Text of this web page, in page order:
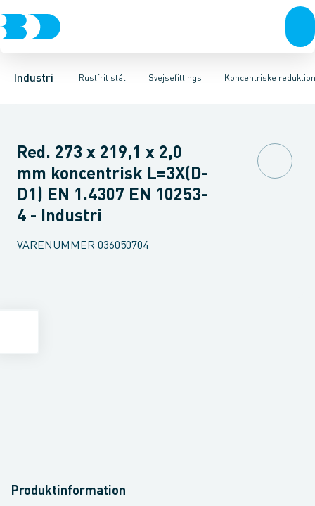
Industri Rustfrit stål
VentilerRustfrit stålSort stålGalvaniseret stålPlastIndustri
Svejsefittings
Svejsefittings ASTM svejsefittingsLevnedsmiddel fittings
Koncentriske
Bøjninger Indsv. bøjninger Koncentriske reduktioner
Red. 273 x 219,1 x 2,0
mm koncentrisk L=3X(D-
D1) EN 1.4307 EN 10253-
4 - Industri
VARENUMMER 036050704
Produktinformation